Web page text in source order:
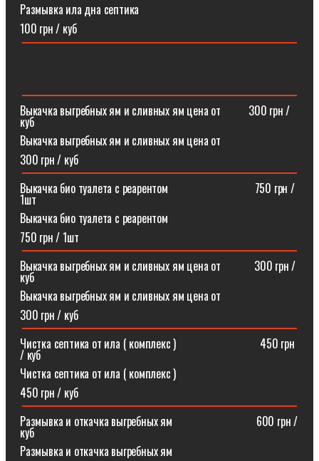
Размывка ила дна септика
100 грн / куб
Выкачка выгребных ям и сливных ям цена от ⠀⠀⠀300 грн /
куб
Выкачка выгребных ям и сливных ям цена от
300 грн / куб
Выкачка био туалета с реарентом ⠀⠀⠀⠀⠀⠀⠀⠀⠀⠀750 грн /
1шт
Выкачка био туалета с реарентом
750 грн / 1шт
Выкачка выгребных ям и сливных ям цена от⠀⠀⠀⠀300 грн /
куб
Выкачка выгребных ям и сливных ям цена от
300 грн / куб
Чистка септика от ила ( комплекс )⠀⠀⠀⠀⠀⠀⠀⠀⠀⠀450 грн
/ куб
Чистка септика от ила ( комплекс )
450 грн / куб
Размывка и откачка выгребных ям⠀⠀⠀⠀⠀⠀⠀⠀⠀⠀600 грн /
куб
Размывка и откачка выгребных ям